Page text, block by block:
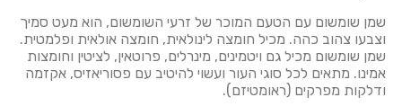
שמן שומשום עם הטעם המוכר של זרעי השומשום, הוא מעט סמיך
וצבעו צהוב כהה. מכיל חומצה לינולאית, חומצה אולאית ופלמטית.
שמן שומשום מכיל גם ויטמינים, מינרלים, פרוטאין, לציטין וחומצות
אמינו. מתאים לכל סוגי העור ועשוי להיטיב עם פסוריאזיס, אקזמה
ודלקות מפרקים (ראומטיזם).